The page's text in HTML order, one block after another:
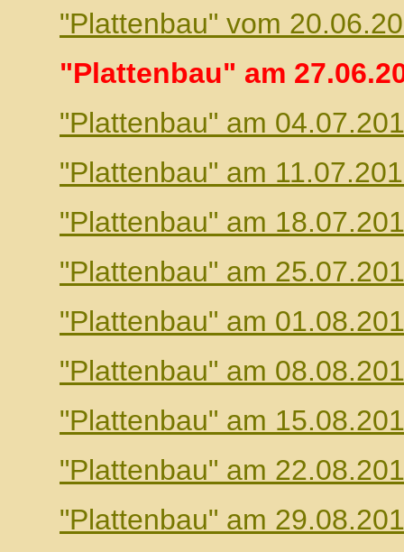
"Plattenbau" vom
"Plattenbau" am
"Plattenbau" am
"Plattenbau" am
"Plattenbau" am
"Plattenbau" am
"Plattenbau" am
"Plattenbau" am
"Plattenbau" am
"Plattenbau" am
"Plattenbau" am